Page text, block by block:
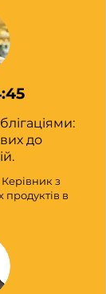
до
Керівник з
продуктів в